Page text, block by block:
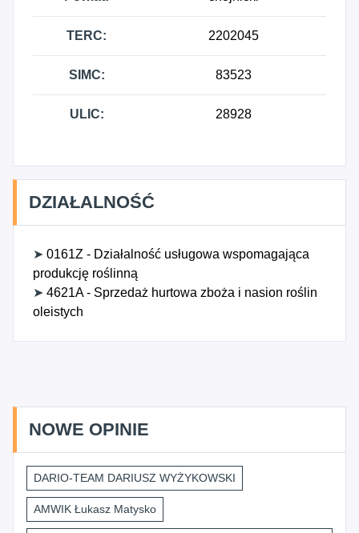
TERC: 2202045
SIMC: 83523
ULIC: 28928
DZIAŁALNOŚĆ
➤ 0161Z - Działalność usługowa wspomagająca
produkcję roślinną
➤ 4621A - Sprzedaż hurtowa zboża i nasion roślin
oleistych
NOWE OPINIE
DARIO-TEAM DARIUSZ WYŻYKOWSKI
AMWIK Łukasz Matysko